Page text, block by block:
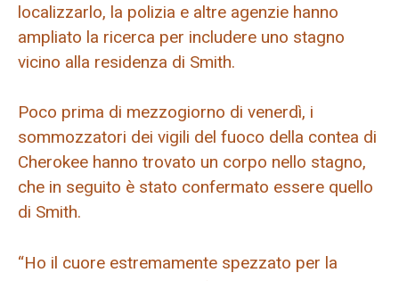
localizzarlo, la polizia e altre agenzie hanno
ampliato la ricerca per includere uno stagno
vicino alla residenza di Smith.
Poco prima di mezzogiorno di venerdì, i
sommozzatori dei vigili del fuoco della contea di
Cherokee hanno trovato un corpo nello stagno,
che in seguito è stato confermato essere quello
di Smith.
“Ho il cuore estremamente spezzato per la